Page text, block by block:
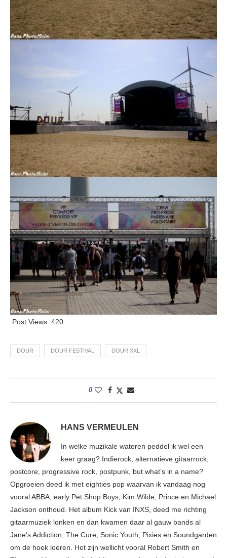
Post Views: 420
DOUR DOUR FESTIVAL DOUR XXL
0
HANS VERMEULEN
In welke muzikale wateren peddel ik wel een
keer graag? Indierock, alternatieve gitaarrock,
postcore, progressive rock, postpunk, but what’s in a name?
Opgroeien deed ik met eighties pop waarvan ik vandaag nog
vooral ABBA, early Pet Shop Boys, Kim Wilde, Prince en Michael
Jackson onthoud. Het album Kick van INXS, deed me richting
gitaarmuziek lonken en dan kwamen daar al gauw bands al
Jane’s Addiction, The Cure, Sonic Youth, Pixies en Soundgarden
om de hoek loeren. Het zijn wellicht vooral Robert Smith en